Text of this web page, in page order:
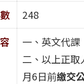
248
一、英文代
二、以上正
月6日前繳交